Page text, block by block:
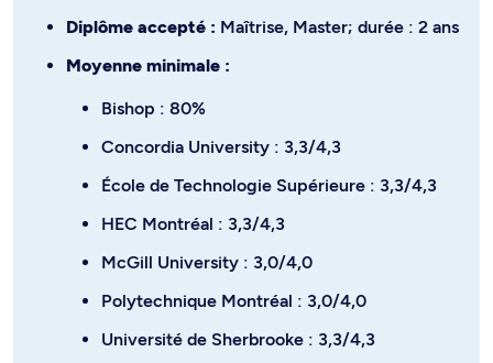
Diplôme accepté : Maîtrise, Master; durée : 2 ans
Moyenne minimale :
Bishop : 80%
Concordia University : 3,3/4,3
École de Technologie Supérieure : 3,3/4,3
HEC Montréal : 3,3/4,3
McGill University : 3,0/4,0
Polytechnique Montréal : 3,0/4,0
Université de Sherbrooke : 3,3/4,3